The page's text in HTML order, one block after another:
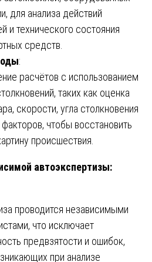
для анализа действий
и технического состояния
средств.
:
расчётов с использованием
таких как оценка
скорости, угла столкновения
факторов, чтобы восстановить
происшествия.
автоэкспертизы:
проводится независимыми
что исключает
предвзятости и ошибок,
при анализе